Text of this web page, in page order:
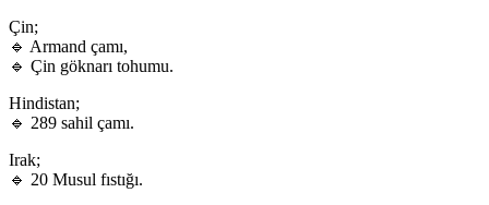
Çin;
🔹 Armand çamı,
🔹 Çin göknarı tohumu.
Hindistan;
🔹 289 sahil çamı.
Irak;
🔹 20 Musul fıstığı.